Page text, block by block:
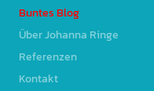
Buntes Blog
Über Johanna Ringe
Referenzen
Kontakt